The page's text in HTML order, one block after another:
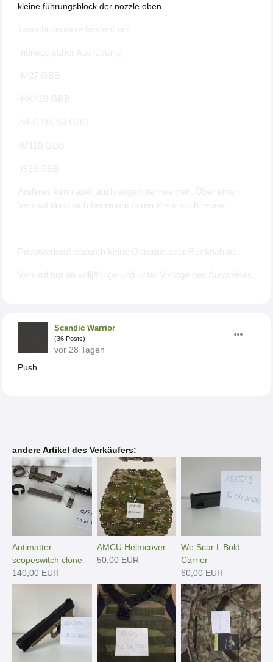
kleine führungsblock der nozzle oben.
Scandic Warrior
(36 Posts)
vor 28 Tagen
Push
andere Artikel des Verkäufers:
Antimatter
scopeswitch clone
140,00 EUR
AMCU Helmcover
50,00 EUR
We Scar L Bold
Carrier
60,00 EUR